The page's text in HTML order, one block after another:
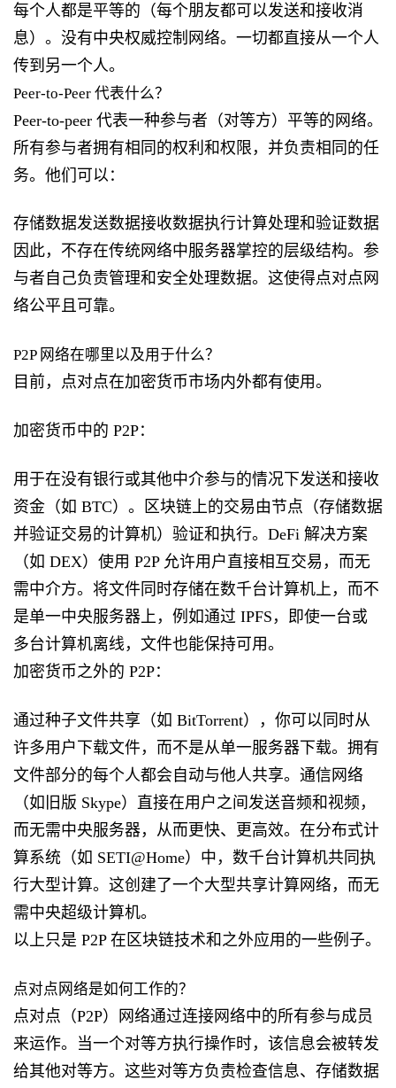
每个人都是平等的（每个朋友都可以发送和接收消
息）。没有中央权威控制网络。一切都直接从一个人
传到另一个人。
Peer-to-Peer 代表什么？
Peer-to-peer 代表一种参与者（对等方）平等的网络。
所有参与者拥有相同的权利和权限，并负责相同的任
务。他们可以：
存储数据发送数据接收数据执行计算处理和验证数据
因此，不存在传统网络中服务器掌控的层级结构。参
与者自己负责管理和安全处理数据。这使得点对点网
络公平且可靠。
P2P 网络在哪里以及用于什么？
目前，点对点在加密货币市场内外都有使用。
加密货币中的 P2P：
用于在没有银行或其他中介参与的情况下发送和接收
资金（如 BTC）。区块链上的交易由节点（存储数据
并验证交易的计算机）验证和执行。DeFi 解决方案
（如 DEX）使用 P2P 允许用户直接相互交易，而无
需中介方。将文件同时存储在数千台计算机上，而不
是单一中央服务器上，例如通过 IPFS，即使一台或
多台计算机离线，文件也能保持可用。
加密货币之外的 P2P：
通过种子文件共享（如 BitTorrent），你可以同时从
许多用户下载文件，而不是从单一服务器下载。拥有
文件部分的每个人都会自动与他人共享。通信网络
（如旧版 Skype）直接在用户之间发送音频和视频，
而无需中央服务器，从而更快、更高效。在分布式计
算系统（如 SETI@Home）中，数千台计算机共同执
行大型计算。这创建了一个大型共享计算网络，而无
需中央超级计算机。
以上只是 P2P 在区块链技术和之外应用的一些例子。
点对点网络是如何工作的？
点对点（P2P）网络通过连接网络中的所有参与成员
来运作。当一个对等方执行操作时，该信息会被转发
给其他对等方。这些对等方负责检查信息、存储数据